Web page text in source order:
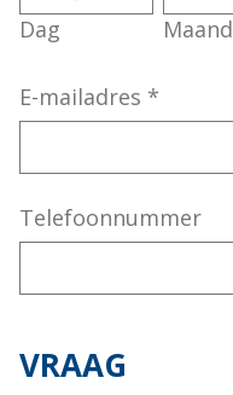
Dag Maand
E-mailadres *
Telefoonnummer
VRAAG